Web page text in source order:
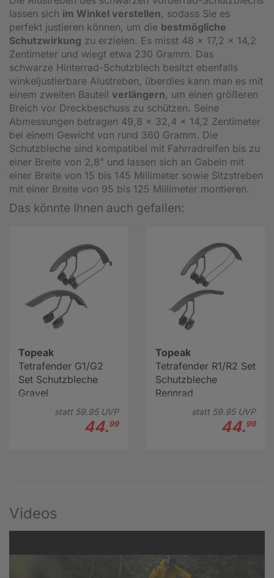
lassen sich im Winkel verstellen, sodass Sie es
perfekt justieren können, um die bestmögliche
Schutzwirkung zu erzielen. Es misst 48 x 17,2 x 14,2
Zentimeter und wiegt etwa 230 Gramm. Das
schwarze Hinterrad-Schutzblech besitzt ebenfalls
winkeljustierbare Alustreben, überdies kann man es mit
einem zweiten Bauteil verlängern, um einen größeren
Breich vor Dreckbeschuss zu schützen. Seine
Abmessungen betragen 49,8 x 32,4 x 14,2 Zentimeter
bei einem Gewicht von rund 360 Gramm. Die
Schutzbleche sind kompatibel mit Fahrradreifen bis zu
einer Breite von 2,8" und lassen sich an Gabeln mit
einer Breite von 15 bis 145 Millimeter sowie Sitzstreben
mit einer Breite von 95 bis 125 Millimeter montieren.
Das könnte Ihnen auch gefallen:
Topeak
Tetrafender G1/G2
Set Schutzbleche
Gravel
statt 59.95UVP
44.99
Topeak
Tetrafender R1/R2 Set
Schutzbleche
Rennrad
statt 59.95UVP
44.99
Videos